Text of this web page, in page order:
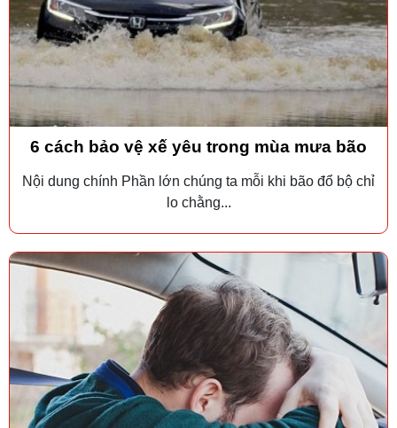
6 cách bảo vệ xế yêu trong mùa mưa bão
Nội dung chính Phần lớn chúng ta mỗi khi bão đổ bộ chỉ
lo chằng...